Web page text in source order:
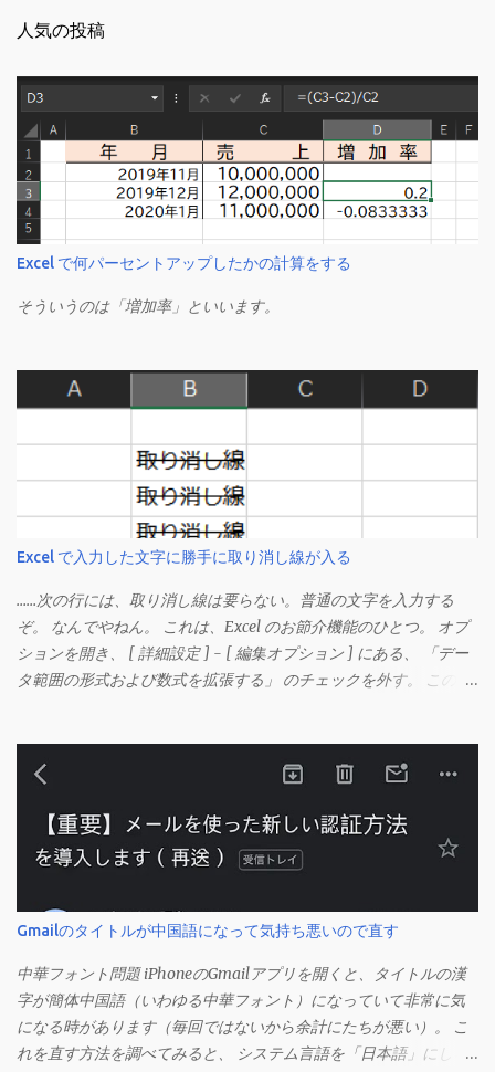
人気の投稿
Excel で何パーセントアップしたかの計算をする
そういうのは「増加率」といいます。
Excel で入力した文字に勝手に取り消し線が入る
……次の行には、取り消し線は要らない。普通の文字を入力する
ぞ。 なんでやねん。 これは、Excel のお節介機能のひとつ。 オプ
ションを開き、 [ 詳細設定 ] - [ 編集オプション ] にある、 「デー
タ範囲の形式および数式を拡張する」 のチェックを外す。 この機
うです。 このオプションを解除して、他のセル（取り消し線の書
式がないセル）をコピーしてから、もう一度入力してみます。 今
度は大丈夫です。 Mac の場合、画面上部にあるメニューの
「Excel」をクリックして環境設定を開きます（「command + ,
（カンマ）」 でも開きます）。 「編集」を開きます。 「編集オプ
Gmailのタイトルが中国語になって気持ち悪いので直す
中華フォント問題 iPhoneのGmailアプリを開くと、タイトルの漢
字が簡体中国語（いわゆる中華フォント）になっていて非常に気
になる時があります（毎回ではないから余計にたちが悪い）。 こ
れを直す方法を調べてみると、 システム言語を「日本語」にしろ